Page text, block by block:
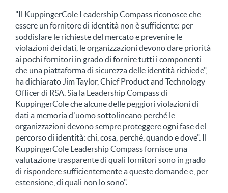
"Il KuppingerCole Leadership Compass riconosce che
essere un fornitore di identità non è sufficiente: per
soddisfare le richieste del mercato e prevenire le
violazioni dei dati, le organizzazioni devono dare priorità
ai pochi fornitori in grado di fornire tutti i componenti
che una piattaforma di sicurezza delle identità richiede",
ha dichiarato Jim Taylor, Chief Product and Technology
Officer di RSA. Sia la Leadership Compass di
KuppingerCole che alcune delle peggiori violazioni di
dati a memoria d'uomo sottolineano perché le
organizzazioni devono sempre proteggere ogni fase del
percorso di identità: chi, cosa, perché, quando e dove". Il
KuppingerCole Leadership Compass fornisce una
valutazione trasparente di quali fornitori sono in grado
di rispondere sufficientemente a queste domande e, per
estensione, di quali non lo sono".